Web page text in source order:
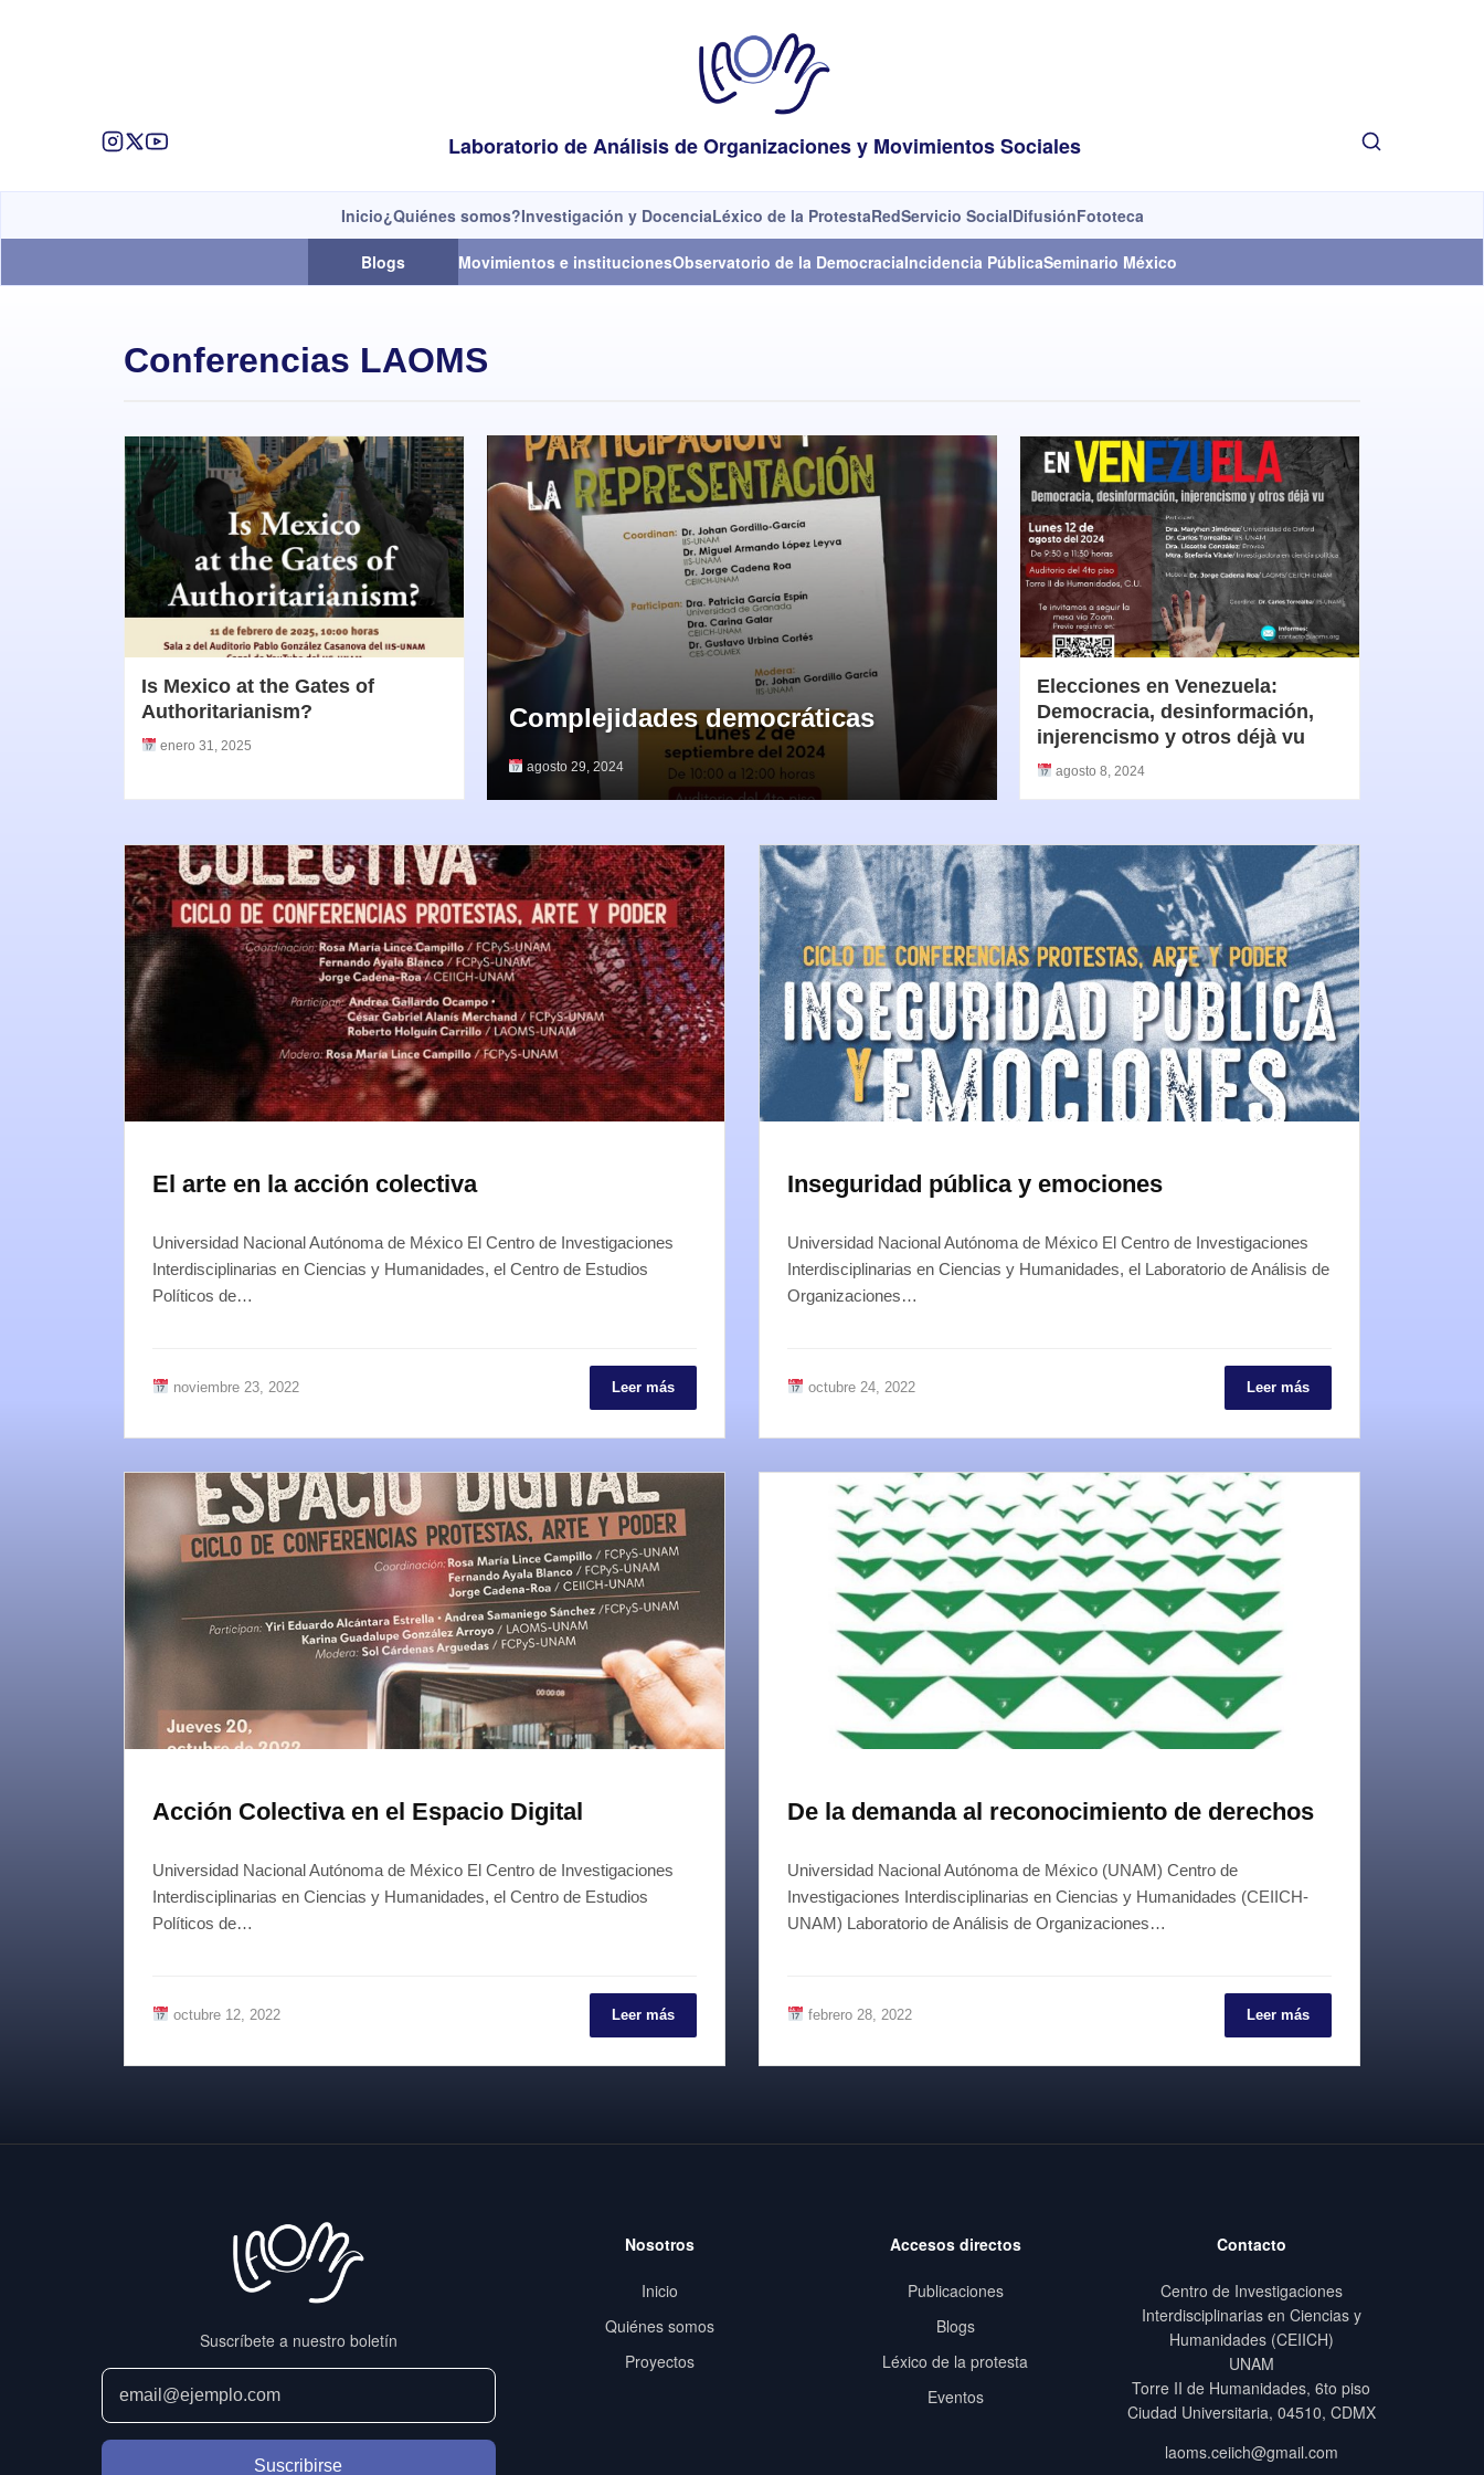
Laboratorio de Análisis de Organizaciones y Movimientos Sociales
Inicio¿Quiénes somos?Investigación y DocenciaLéxico de la ProtestaRedServicio SocialDifusiónFototeca
Blogs Movimientos e institucionesObservatorio de la DemocraciaIncidencia PúblicaSeminario México
Conferencias LAOMS
Is Mexico at the Gates of
Authoritarianism?
enero 31, 2025
Complejidades democráticas
agosto 29, 2024
Elecciones en Venezuela:
Democracia, desinformación,
injerencismo y otros déjà vu
agosto 8, 2024
El arte en la acción colectiva
Universidad Nacional Autónoma de México El Centro de Investigaciones
Interdisciplinarias en Ciencias y Humanidades, el Centro de Estudios
Políticos de…
noviembre 23, 2022 Leer más
Inseguridad pública y emociones
Universidad Nacional Autónoma de México El Centro de Investigaciones
Interdisciplinarias en Ciencias y Humanidades, el Laboratorio de Análisis de
Organizaciones…
octubre 24, 2022 Leer más
Acción Colectiva en el Espacio Digital
Universidad Nacional Autónoma de México El Centro de Investigaciones
Interdisciplinarias en Ciencias y Humanidades, el Centro de Estudios
Políticos de…
octubre 12, 2022 Leer más
De la demanda al reconocimiento de derechos
Universidad Nacional Autónoma de México (UNAM) Centro de
Investigaciones Interdisciplinarias en Ciencias y Humanidades (CEIICH-
UNAM) Laboratorio de Análisis de Organizaciones…
febrero 28, 2022 Leer más
Suscríbete a nuestro boletín
Suscribirse
Nosotros
Inicio
Quiénes somos
Proyectos
Accesos directos
Publicaciones
Blogs
Léxico de la protesta
Eventos
Contacto
Centro de Investigaciones
Interdisciplinarias en Ciencias y
Humanidades (CEIICH)
UNAM
Torre II de Humanidades, 6to piso
Ciudad Universitaria, 04510, CDMX
laoms.ceiich@gmail.com